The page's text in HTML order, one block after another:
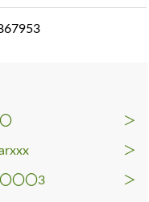
＞
＞
〇〇3 ＞